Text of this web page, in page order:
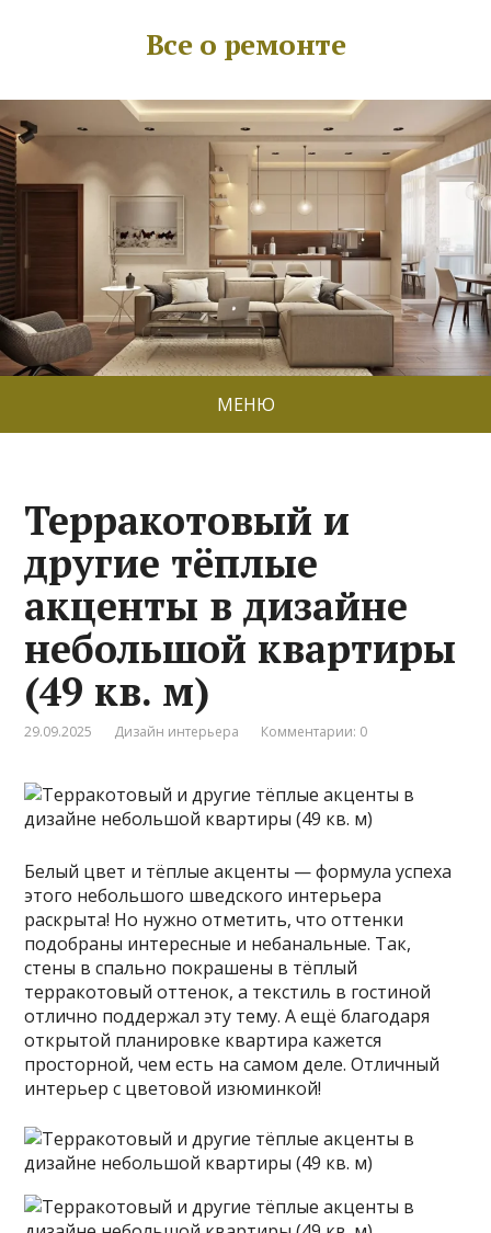
Все о ремонте
МЕНЮ
Терракотовый и
другие тёплые
акценты в дизайне
небольшой квартиры
(49 кв. м)
29.09.2025 Дизайн интерьера Комментарии: 0
Белый цвет и тёплые акценты — формула успеха
этого небольшого шведского интерьера
раскрыта! Но нужно отметить, что оттенки
подобраны интересные и небанальные. Так,
стены в спально покрашены в тёплый
терракотовый оттенок, а текстиль в гостиной
отлично поддержал эту тему. А ещё благодаря
открытой планировке квартира кажется
просторной, чем есть на самом деле. Отличный
интерьер с цветовой изюминкой!